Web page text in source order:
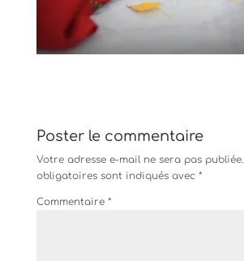
Poster le commentaire
Votre adresse e-mail ne sera pas publiée.
obligatoires sont indiqués avec *
Commentaire *